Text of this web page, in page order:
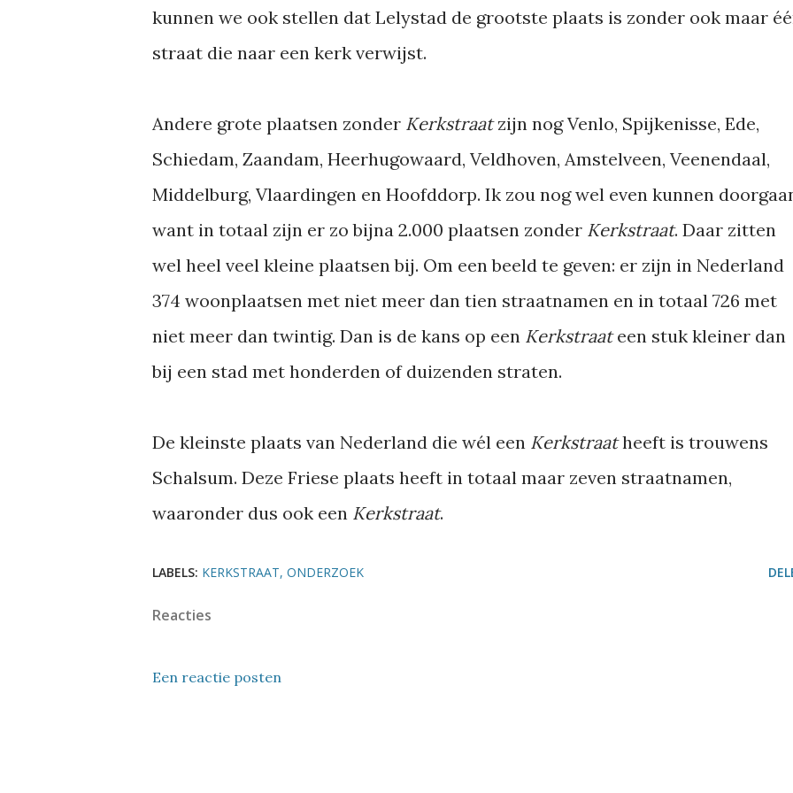
kunnen we ook stellen dat Lelystad de grootste plaats is zonder ook maar
straat die naar een kerk verwijst.
Andere grote plaatsen zonder Kerkstraatzijn nog Venlo, Spijkenisse, Ede,
Schiedam, Zaandam, Heerhugowaard, Veldhoven, Amstelveen, Veenendaal,
Middelburg, Vlaardingen en Hoofddorp. Ik zou nog wel even kunnen
want in totaal zijn er zo bijna 2.000 plaatsen zonder Kerkstraat. Daar zitten
wel heel veel kleine plaatsen bij. Om een beeld te geven: er zijn in Nederland
374 woonplaatsen met niet meer dan tien straatnamen en in totaal 726 met
niet meer dan twintig. Dan is de kans op een Kerkstraateen stuk kleiner dan
bij een stad met honderden of duizenden straten.
De kleinste plaats van Nederland die wél een Kerkstraatheeft is trouwens
Schalsum. Deze Friese plaats heeft in totaal maar zeven straatnamen,
waaronder dus ook een Kerkstraat.
LABELS: KERKSTRAAT ONDERZOEK
Reacties
Een reactie posten